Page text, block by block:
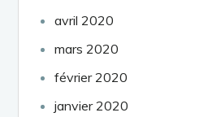
avril 2020
mars 2020
février 2020
janvier 2020